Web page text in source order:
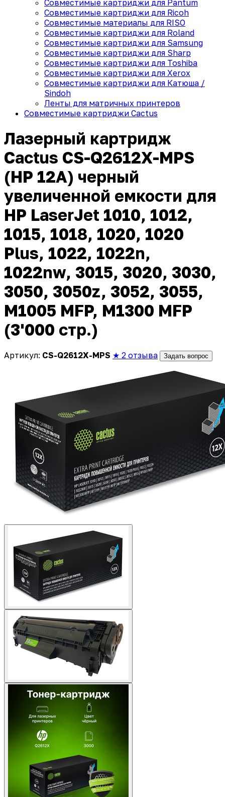
Совместимые картриджи для Pantum
Совместимые картриджи для Ricoh
Совместимые материалы для RISO
Совместимые картриджи для Roland
Совместимые картриджи для Samsung
Совместимые картриджи для Sharp
Совместимые картриджи для Toshiba
Совместимые картриджи для Xerox
Совместимые картриджи для Катюша /
Sindoh
Ленты для матричных принтеров
Совместимые картриджи Cactus
Лазерный картридж
Cactus CS-Q2612X-MPS
(HP 12A) черный
увеличенной емкости для
HP LaserJet 1010, 1012,
1015, 1018, 1020, 1020
Plus, 1022, 1022n,
1022nw, 3015, 3020, 3030,
3050, 3050z, 3052, 3055,
M1005 MFP, M1300 MFP
(3'000 стр.)
Артикул: CS-Q2612X-MPS ★ 2 отзыва Задать вопрос